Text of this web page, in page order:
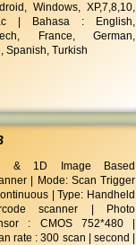
Windows, XP,7,8,10,
| Bahasa : English,
France, German,
Spanish, Turkish
& 1D Image Based
| Mode: Scan Trigger
| Type: Handheld
scanner | Photo
: CMOS 752*480 |
rate : 300 scan | second |